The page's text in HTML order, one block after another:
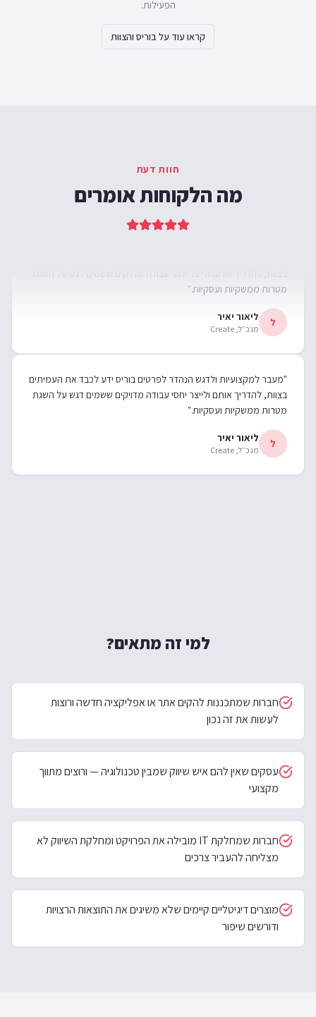
הפעילות.
קראו עוד על בוריס והצוות
חוות דעת
מה הלקוחות אומרים
מטרות ממשקיות ועסקיות."
ל ליאור יאיר
מנכ״ל, Create
"מעבר למקצועיות ולדגש הנהדר לפרטים בוריס ידע לכבד את העמיתים
בצוות, להדריך אותם ולייצר יחסי עבודה מדויקים ששמים דגש על השגת
מטרות ממשקיות ועסקיות."
ל ליאור יאיר
מנכ״ל, Create
למי זה מתאים?
חברות שמתכננות להקים אתר או אפליקציה חדשה ורוצות
לעשות את זה נכון
עסקים שאין להם איש שיווק שמבין טכנולוגיה — ורוצים מתווך
מקצועי
חברות שמחלקת IT מובילה את הפרויקט ומחלקת השיווק לא
מצליחה להעביר צרכים
מוצרים דיגיטליים קיימים שלא משיגים את התוצאות הרצויות
ודורשים שיפור